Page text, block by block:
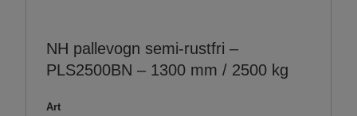
NH pallevogn semi-rustfri –
PLS2500BN – 1300 mm / 2500 kg
Art